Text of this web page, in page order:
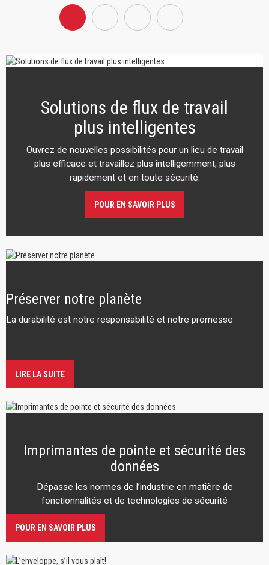
Solutions de flux de travail
plus intelligentes
Ouvrez de nouvelles possibilités pour un lieu de travail
plus efficace et travaillez plus intelligemment, plus
rapidement et en toute sécurité.
POUR EN SAVOIR PLUS
Préserver notre planète
La durabilité est notre responsabilité et notre promesse
LIRE LA SUITE
Imprimantes de pointe et sécurité des
données
Dépasse les normes de l’industrie en matière de
fonctionnalités et de technologies de sécurité
POUR EN SAVOIR PLUS